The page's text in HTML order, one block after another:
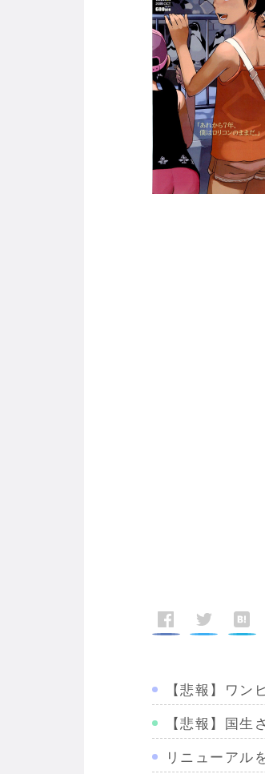
【悲報】ワン
【悲報】国
リニューアル